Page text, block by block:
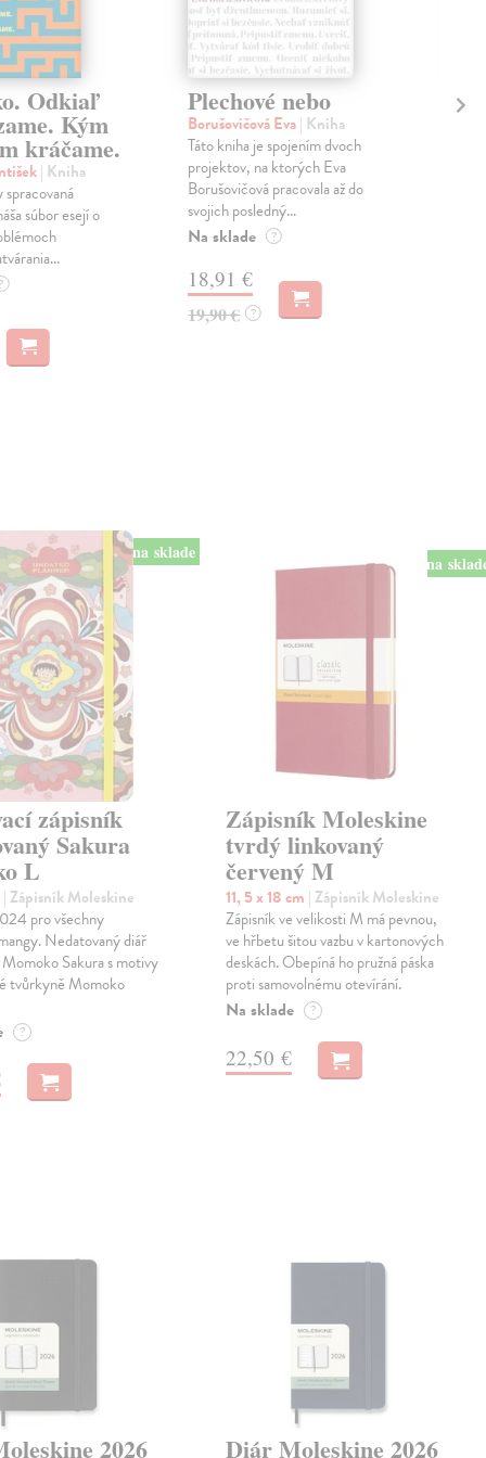
Odkiaľ
Kým
kráčame.
| Kniha
súbor esejí o
?
Plechové nebo
Borušovičová Eva| Kniha
Táto kniha je spojením dvoch
projektov, na ktorých Eva
Borušovičová pracovala až do
svojich posledný...
Na sklade ?
18,91 €
19,90 € ?
na sklade
zápisník
Sakura
L
| Zápisník Moleskine
pro všechny
Nedatovaný diář
Sakura s motivy
tvůrkyně Momoko
?
na
Zápisník Moleskine
tvrdý linkovaný
červený M
11, 5 x 18 cm | Zápisník Moleskine
Zápisník ve velikosti M má pevnou,
ve hřbetu šitou vazbu v kartonových
deskách. Obepíná ho pružná páska
proti samovolnému otevírání.
Na sklade ?
22,50 €
2026 Diár Moleskine 2026